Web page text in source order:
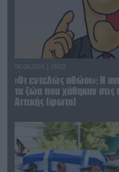
06.08.2026 | 09:03
«Οι εντελώς αθώοι»: Η
τα ζώα που χάθηκαν στις
Αττικής (φωτο)